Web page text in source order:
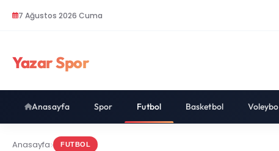
7 Ağustos 2026 Cuma
Yazar Spor
Anasayfa Spor Futbol Basketbol
Anasayfa FUTBOL